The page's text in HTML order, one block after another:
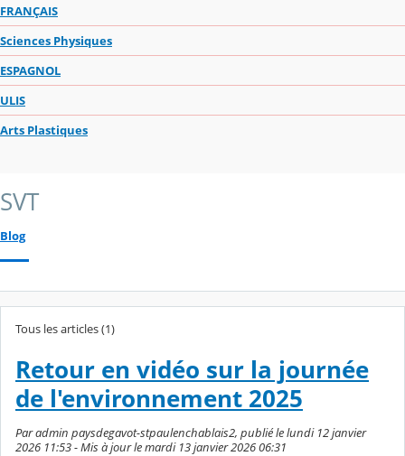
FRANÇAIS
Sciences Physiques
ESPAGNOL
ULIS
Arts Plastiques
SVT
Blog
Tous les articles (1)
Retour en vidéo sur la journée
de l'environnement 2025
Par admin paysdegavot-stpaulenchablais2, publié le lundi 12 janvier
2026 11:53 - Mis à jour le mardi 13 janvier 2026 06:31